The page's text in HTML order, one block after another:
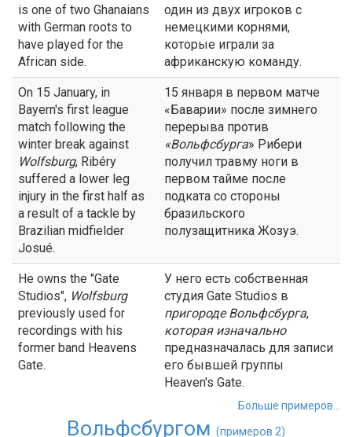
is one of two Ghanaians
with German roots to
have played for the
African side.
один из двух игроков с
немецкими корнями,
которые играли за
африканскую команду.
On 15 January, in
Bayern's first league
match following the
winter break against
Wolfsburg, Ribéry
suffered a lower leg
injury in the first half as
a result of a tackle by
Brazilian midfielder
Josué.
15 января в первом матче
«Баварии» после зимнего
перерыва против
«Вольфсбурга» Рибери
получил травму ноги в
первом тайме после
подката со стороны
бразильского
полузащитника Жозуэ.
He owns the "Gate
Studios", Wolfsburg
previously used for
recordings with his
former band Heavens
Gate.
У него есть собственная
студия Gate Studios в
пригородеВольфсбурга,
которая изначально
предназначалась для записи
его бывшей группы
Heaven's Gate.
Больше примеров...
Вольфсбургом (примеров 2)